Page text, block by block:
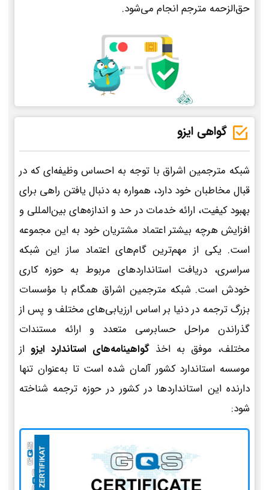
حق‌الزحمه مترجم انجام می‌شود.
گواهی ایزو
شبکه مترجمین اشراق با توجه به احساس وظیفه‌ای که در
قبال مخاطبان خود دارد، همواره به دنبال یافتن راهی برای
بهبود کیفیت، ارائه خدمات در حد و اندازه‌های بین‌المللی و
افزایش هرچه بیشتر اعتماد مشتریان خود به این مجموعه
است. یکی از مهم‌ترین گام‌های اعتماد ساز این شبکه
سراسری، دریافت استانداردهای مربوط به حوزه کاری
خودش است. شبکه مترجمین اشراق همگام با مؤسسات
بزرگ ترجمه در دنیا بر اساس ارزیابی‌های مختلف و پس از
گذراندن مراحل حسابرسی متعدد و ارائه مستندات
مختلف، موفق به اخذ گواهینامه‌های استاندارد ایزو از
موسسه استاندارد کشور آلمان شده است تا به‌عنوان تنها
دارنده این استانداردها در کشور در حوزه ترجمه شناخته
شود: